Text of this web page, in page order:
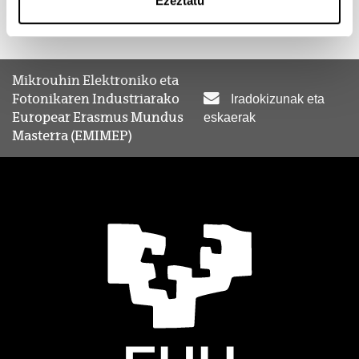
Mikrouhin Elektroniko eta
Fotonikaren Industriarako
Europear Erasmus Mundus
Masterra (EMIMEP)
Iradokizunak eta
eskaerak